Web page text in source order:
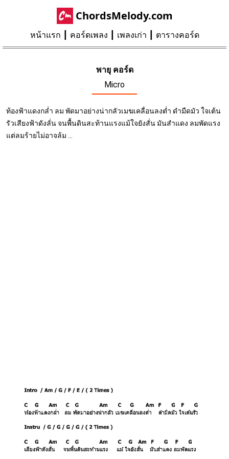
ChordsMelody.com
หน้าแรก คอร์ดเพลง เพลงเก่า ตารางคอร์ด
พายุ คอร์ด
Micro
ท้องฟ้าแดงกล่ำ ลม พัดมาอย่างน่ากลัวเมฆเคลื่อนลงต่ำ ดำมืดมัว ใจเต้น
รัวเสียงฟ้าดังลั่น จนพื้นดินสะท้านแรงแม้ใจยังสั่น มันสำแดง ลมพัดแรง
แต่ลมร้ายไม่อาจล้ม ...